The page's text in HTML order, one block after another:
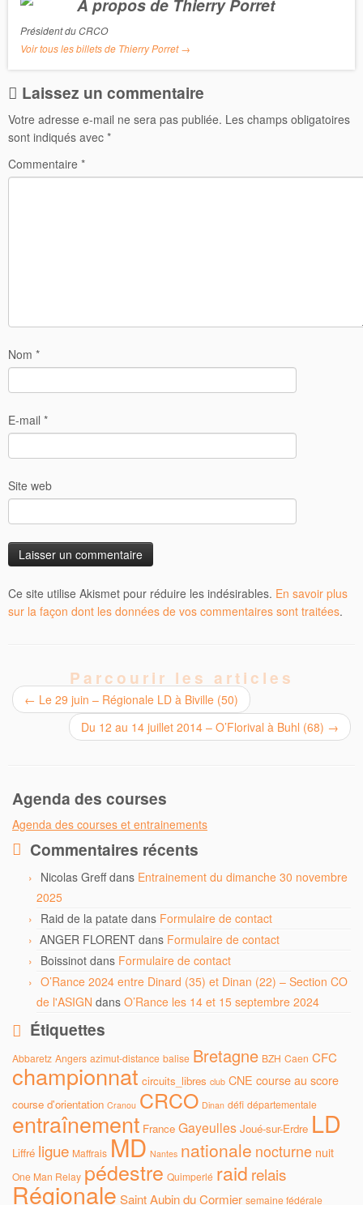
k A propos de Thierry Porret
Président du CRCO
Voir tous les billets de Thierry Porret→
Laissez un commentaire
Votre adresse e-mail ne sera pas publiée. Les champs obligatoires
sont indiqués avec *
Commentaire *
Nom *
E-mail *
Site web
Ce site utilise Akismet pour réduire les indésirables. En savoir plus
sur la façon dont les données de vos commentaires sont traitées.
Parcourir les articles
← Le 29 juin – Régionale LD à Biville (50)
Du 12 au 14 juillet 2014 – O’Florival à Buhl (68) →
Agenda des courses
Agenda des courses et entrainements
Commentaires récents
Nicolas Greffdans Entrainement du dimanche 30 novembre
2025
Raid de la patate dans Formulaire de contact
ANGER FLORENT dans Formulaire de contact
Boissinot dans Formulaire de contact
O’Rance 2024 entre Dinard (35) et Dinan (22) – Section CO
de l'ASIGN dans O’Rance les 14 et 15 septembre 2024
Étiquettes
Abbaretz Angers azimut-distance balise Bretagne BZH Caen CFC
championnat circuits_libres club CNE course au score
course d'orientation Cranou CRCO Dinan défi départementale
entraînement France Gayeulles Joué-sur-Erdre LD
Liffré ligue Maffrais MD Nantes nationale nocturne nuit
One Man Relay pédestre Quimperlé raid relais
Régionale Saint Aubin du Cormier semaine fédérale